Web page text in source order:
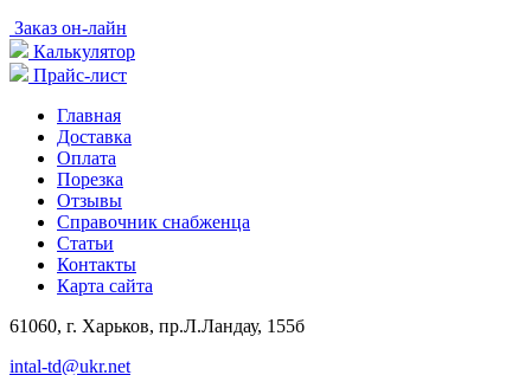
Заказ он-лайн
Калькулятор
Прайс-лист
Главная
Доставка
Оплата
Порезка
Отзывы
Справочник снабженца
Статьи
Контакты
Карта сайта
61060, г. Харьков, пр.Л.Ландау, 155б
intal-td@ukr.net